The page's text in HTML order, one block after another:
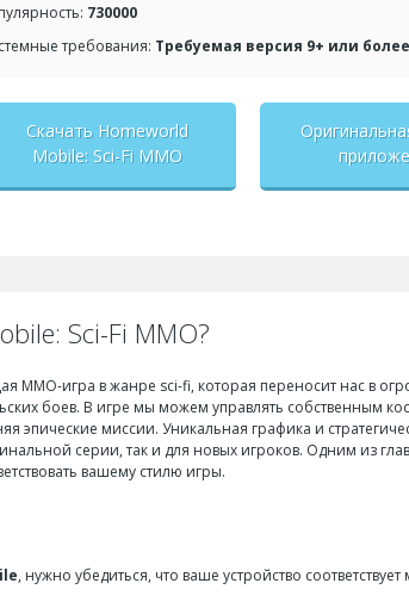
730000
требования: Требуемая версия 9+ или
Скачать Homeworld
Mobile: Sci-Fi MMO
Sci-Fi MMO?
MMO-игра в жанре sci-fi, которая переносит нас в
боев. В игре мы можем управлять собственным
эпические миссии. Уникальная графика и
серии, так и для новых игроков. Одним из
вашему стилю игры.
, нужно убедиться, что ваше устройство